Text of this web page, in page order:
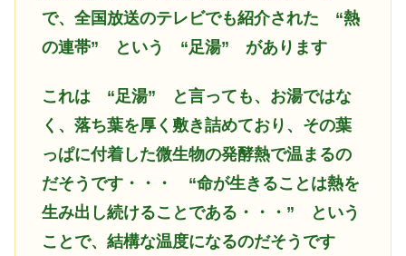
で、全国放送のテレビでも紹介された
“熱
の連帯” という “足湯” があります
これは
“足湯” と言っても、お湯ではな
く、落ち葉を厚く敷き詰めており、その葉
っぱに付着した微生物の発酵熱で温まるの
だそうです・・・ “命が生きることは熱を
生み出し続けることである・・・” という
ことで、結構な温度になるのだそうです